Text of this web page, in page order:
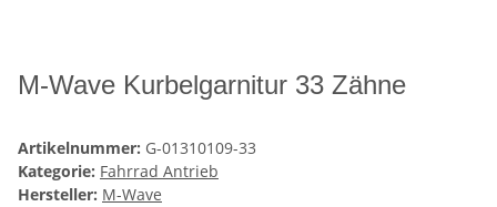
M-Wave Kurbelgarnitur 33 Zähne
Artikelnummer: G-01310109-33
Kategorie: Fahrrad Antrieb
Hersteller: M-Wave